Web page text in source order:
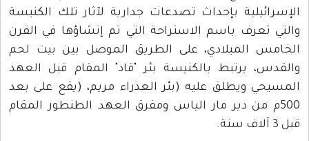
الإسرائيلية بإحداث تصدعات جدارية لآثار تلك الكنيسة
والتي تعرف باسم الاستراحة التي تم إنشاؤها في القرن
الخامس الميلادي، على الطريق الموصل بين بيت لحم
والقدس، يرتبط بالكنيسة بئر "قاد" المقام قبل العهد
المسيحي ويطلق عليه (بئر العذراء مريم، (يقع على بعد
500م من دير مار الياس ومفرق العهد الطنطور المقام
قبل 3 آلاف سنة.